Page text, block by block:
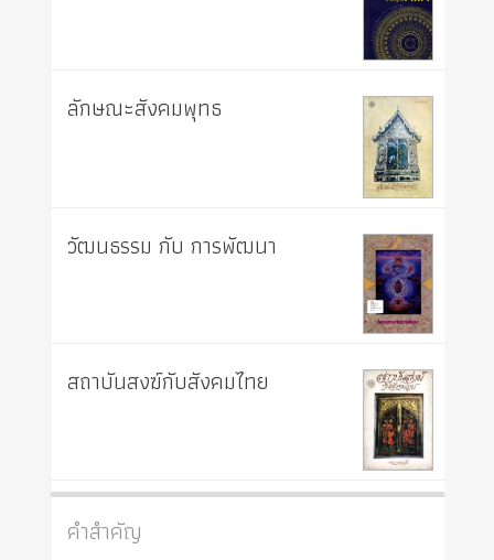
ลักษณะสังคมพุทธ
วัฒนธรรม กับ การพัฒนา
สถาบันสงฆ์กับสังคมไทย
คำสำคัญ